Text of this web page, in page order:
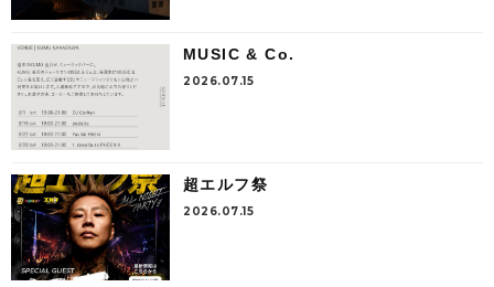
MUSIC & Co.
2026.07.15
超エルフ祭
2026.07.15